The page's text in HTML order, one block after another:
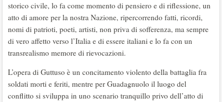
storico civile, lo fa come momento di pensiero e di riflessione, un
atto di amore per la nostra Nazione, ripercorrendo fatti, ricordi,
nomi di patrioti, poeti, artisti, non priva di sofferenza, ma sempre
di vero affetto verso l’Italia e di essere italiani e lo fa con un
transrealismo memore di rievocazioni.
L’opera di Guttuso è un concitamento violento della battaglia fra
soldati morti e feriti, mentre per Guadagnuolo il luogo del
conflitto si sviluppa in uno scenario tranquillo privo dell’atto di